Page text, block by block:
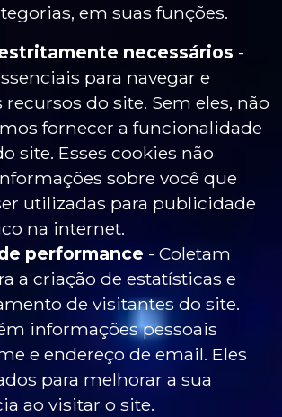
em suas funções.
necessários -
para navegar e
do site. Sem eles, não
fornecer a funcionalidade
site. Esses cookies não
sobre você que
utilizadas para publicidade
na internet.
performance - Coletam
a criação de estatísticas e
de visitantes do site.
informações pessoais
e endereço de email. Eles
para melhorar a sua
ao visitar o site.